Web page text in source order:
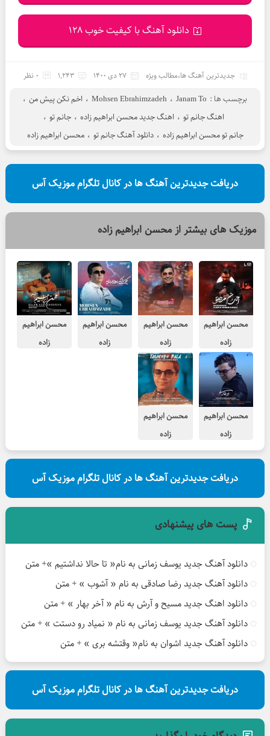
دانلود آهنگ با کیفیت خوب 128
جدیدترین آهنگ ها،مطالب ویژه 27 دی 1400 1,243 0 نظر
برچسب ها : Janam To ، Mohsen Ebrahimzadeh ، اخم نکن پیش من ،
اهنگ جانم تو ، اهنگ جدید محسن ابراهیم زاده ، جانم تو ،
جانم تو محسن ابراهیم زاده ، دانلود آهنگ جانم تو ، محسن ابراهیم زاده
دریافت جدیدترین آهنگ ها در کانال تلگرام موزیک آس
موزیک های بیشتر ازمحسن ابراهیم زاده
محسن ابراهیم
زاده
احسان مطلق
محسن ابراهیم
زاده
عشق شیرین
محسن ابراهیم
زاده
محسن ابراهیم
زاده
محسن ابراهیم
زاده
غیر عادی
محسن ابراهیم
زاده
طاقچه بالا
دریافت جدیدترین آهنگ ها در کانال تلگرام موزیک آس
پست های پیشنهادی
دانلود آهنگ جدید یوسف زمانی به نام« تا حالا نداشتیم »+ متن
دانلود آهنگ جدید رضا صادقی به نام « آشوب » + متن
دانلود اهنگ جدید مسیح و آرش به نام « آخر بهار » + متن
دانلود آهنگ جدید یوسف زمانی به نام « نمیاد رو دستت » + متن
دانلود آهنگ جدید اشوان به نام« وقتشه بری » + متن
دریافت جدیدترین آهنگ ها در کانال تلگرام موزیک آس